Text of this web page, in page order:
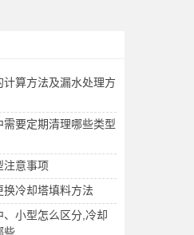
计算方法及漏水处理方
要定期清理哪些类型
注意事项
冷却塔填料方法
、小型怎么区分,冷却
些